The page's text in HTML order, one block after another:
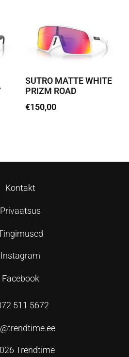
SUTRO MATTE WHITE
PRIZM ROAD
€150,00
Kontakt
Privaatsus
Instagram
Facebook
511 5672
Trendtime